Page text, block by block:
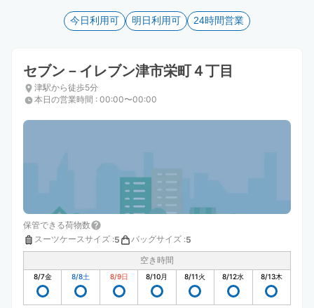
the
keyboard
shortcuts
for
changing
mark
key
the
keyboard
for
changing
今日利用可 明日利用可 24時間営業
セブン－イレブン津市栄町４丁目
津駅から徒歩5分
本日の営業時間 : 00:00〜00:00
保管できる荷物数
スーツケースサイズ :5 バッグサイズ :5
空き時間
8/7金 8/8土 8/9日 8/10月 8/11火 8/12水 8/13木